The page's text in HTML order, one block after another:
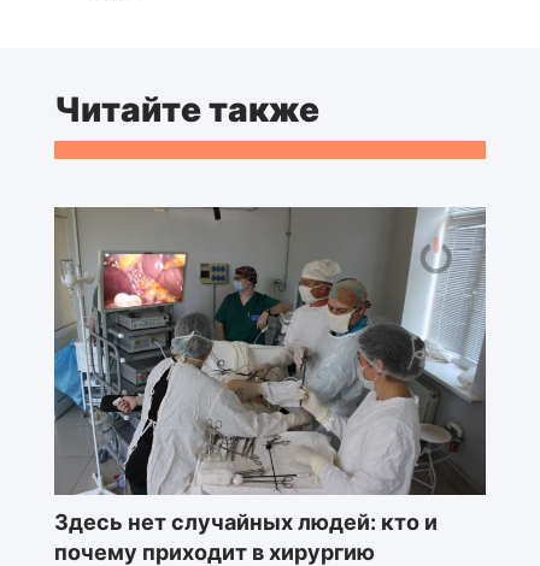
Читайте также
Здесь нет случайных людей: кто и
почему приходит в хирургию